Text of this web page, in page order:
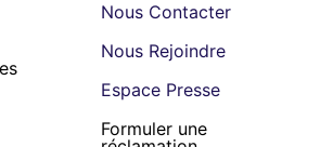
Nous Contacter
Nous Rejoindre
Espace Presse
Formuler une